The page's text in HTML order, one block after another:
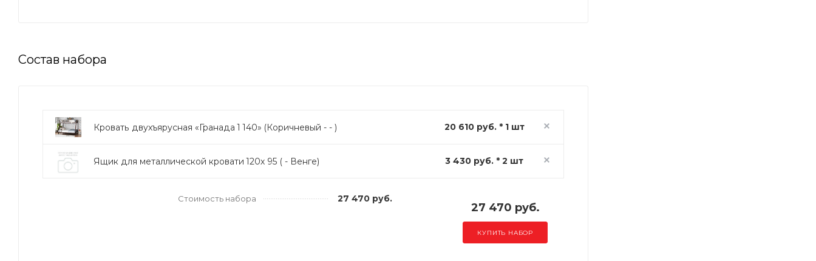
Состав набора
Кровать двухъярусная «Гранада 1 140» (Коричневый - - ) 20 610 руб. * 1 шт
Ящик для металлической кровати 120х 95 ( - Венге) 3 430 руб. * 2 шт
Стоимость набора 27 470 руб.
27 470 руб.
КУПИТЬ НАБОР